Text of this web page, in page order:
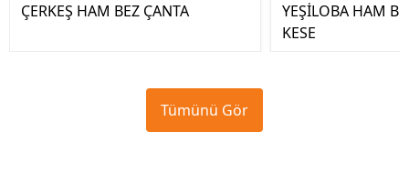
ÇERKEŞ HAM BEZ ÇANTA
YEŞİLOBA HAM
KESE
Tümünü Gör